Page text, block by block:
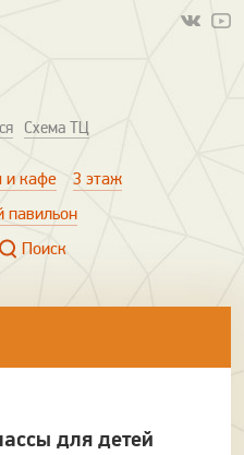
Схема ТЦ
и кафе
3 этаж
Поиск
для детей